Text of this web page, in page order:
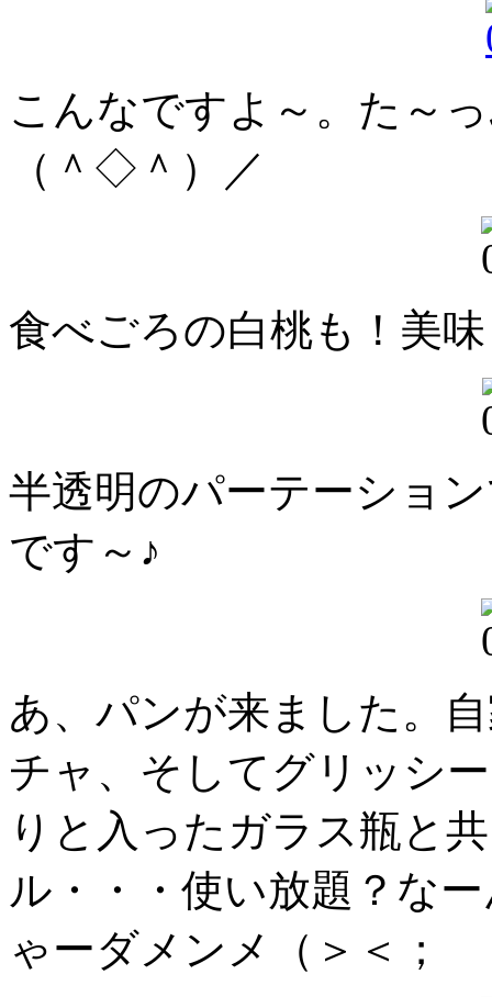
こんなですよ～。た～
（＾◇＾）／
食べごろの白桃も！美
半透明のパーテーショ
です～♪
あ、パンが来ました。
チャ、そしてグリッシ
りと入ったガラス瓶と
ル・・・使い放題？な
ゃーダメンメ（＞＜；